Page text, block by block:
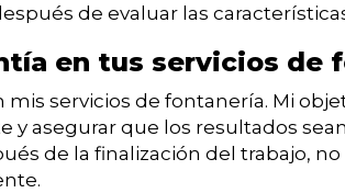
de evaluar las
en tus servicios de
mis servicios de fontanería. Mi
y asegurar que los resultados
de la finalización del trabajo,